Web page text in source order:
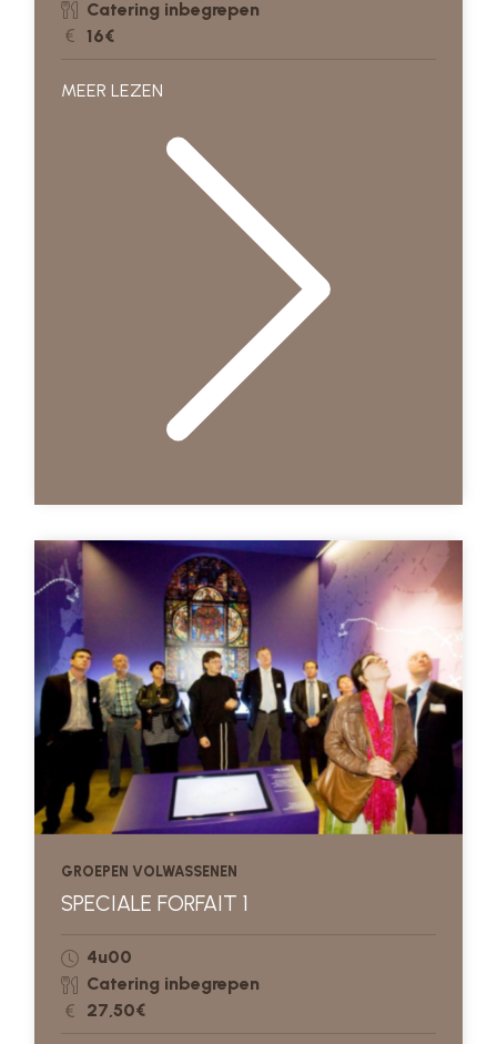
Catering inbegrepen
16€
MEER LEZEN
GROEPEN VOLWASSENEN
SPECIALE FORFAIT 1
4u00
Catering inbegrepen
27,50€